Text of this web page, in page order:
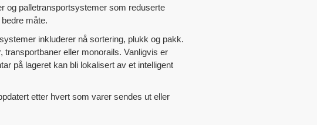
og palletransportsystemer som reduserte
måte.
inkluderer nå sortering, plukk og pakk.
eller monorails. Vanligvis er
på lageret kan bli lokalisert av et intelligent
etter hvert som varer sendes ut eller